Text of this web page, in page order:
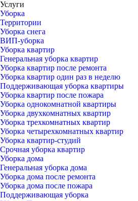
Услуги
Уборка
Территории
Уборка снега
ВИП-уборка
Уборка квартир
Генеральная уборка квартир
Уборка квартир после ремонта
Уборка квартир один раз в неделю
Поддерживающая уборка квартиры
Уборка квартир после пожара
Уборка однокомнатной квартиры
Уборка двухкомнатных квартир
Уборка трехкомнатных квартир
Уборка четырехкомнатных квартир
Уборка квартир-студий
Срочная уборка квартир
Уборка дома
Генеральная уборка дома
Уборка дома после ремонта
Уборка дома после пожара
Поддерживающая уборка